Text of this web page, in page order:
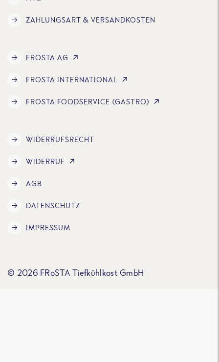
ZAHLUNGSART & VERSANDKOSTEN
FROSTA AG
FROSTA INTERNATIONAL
FROSTA FOODSERVICE (GASTRO)
WIDERRUFSRECHT
WIDERRUF
AGB
DATENSCHUTZ
IMPRESSUM
© 2026 FRoSTA Tiefkühlkost GmbH